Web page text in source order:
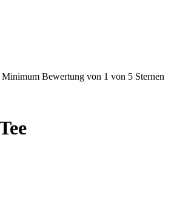
Bewertung von 1 von 5 Sternen